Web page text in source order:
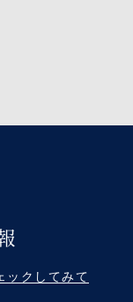
ックしてみて